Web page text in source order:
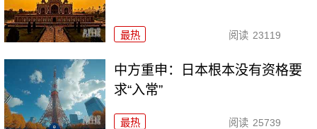
最热 阅读 23119
中方重申：日本根本没有资格要
求“入常”
最热 阅读 25739